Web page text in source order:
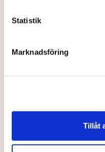
Statistik
Marknadsföring
Tillåt
samtidigt som hon